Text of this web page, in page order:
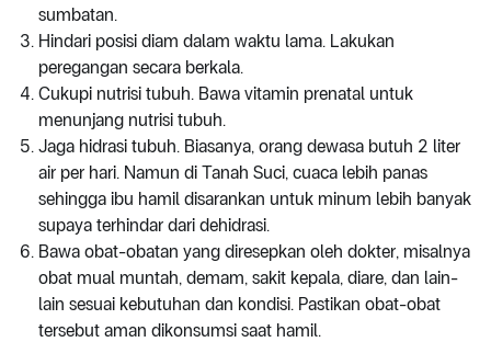
sumbatan.
Hindari posisi diam dalam waktu lama. Lakukan
peregangan secara berkala.
Cukupi nutrisi tubuh. Bawa vitamin prenatal untuk
menunjang nutrisi tubuh.
Jaga hidrasi tubuh. Biasanya, orang dewasa butuh 2 liter
air per hari. Namun di Tanah Suci, cuaca lebih panas
sehingga ibu hamil disarankan untuk minum lebih banyak
supaya terhindar dari dehidrasi.
Bawa obat-obatan yang diresepkan oleh dokter, misalnya
obat mual muntah, demam, sakit kepala, diare, dan lain-
lain sesuai kebutuhan dan kondisi. Pastikan obat-obat
tersebut aman dikonsumsi saat hamil.